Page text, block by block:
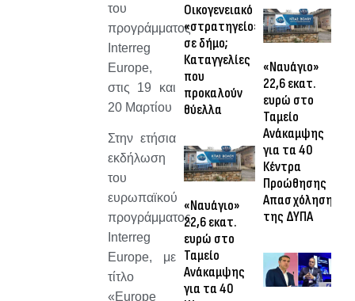
του
προγράμματος
Interreg
Europe,
στις 19 και
20 Μαρτίου
Στην ετήσια
εκδήλωση
του
ευρωπαϊκού
προγράμματος
Interreg
Europe, με
τίτλο
«Europe
Οικογενειακό
«στρατηγείο»
σε δήμο;
Καταγγελίες
που
προκαλούν
θύελλα
«Ναυάγιο»
22,6 εκατ.
ευρώ στο
Ταμείο
Ανάκαμψης
για τα 40
«Ναυάγιο»
22,6 εκατ.
ευρώ στο
Ταμείο
Ανάκαμψης
για τα 40
Κέντρα
Προώθησης
Απασχόλησης
της ΔΥΠΑ